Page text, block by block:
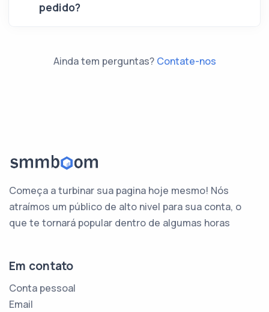
pedido?
Ainda tem perguntas? Contate-nos
Começa a turbinar sua pagina hoje mesmo! Nós
atraímos um público de alto nivel para sua conta, o
que te tornará popular dentro de algumas horas
Em contato
Conta pessoal
Email